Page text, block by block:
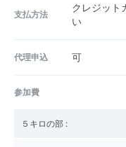
支払方法
クレジット
い
代理申込 可
参加費
５キロの部 :